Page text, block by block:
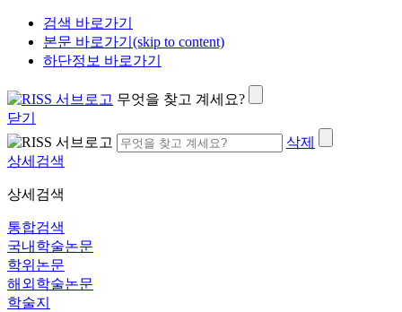
검색 바로가기
본문 바로가기(skip to content)
하단정보 바로가기
무엇을 찾고 계세요?
닫기
삭제
상세검색
상세검색
통합검색
국내학술논문
학위논문
해외학술논문
학술지